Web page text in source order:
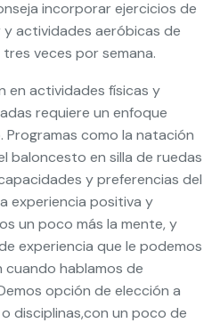
incorporar ejercicios de
actividades aeróbicas de
veces por semana.
en actividades físicas y
requiere un enfoque
como la natación
baloncesto en silla de ruedas
y preferencias del
experiencia positiva y
un poco más la mente, y
experiencia que le podemos
hablamos de
opción de elección a
disciplinas,con un poco de